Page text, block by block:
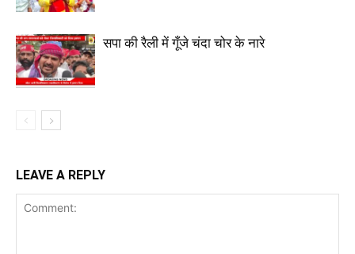
सपा की रैली में गूँजे चंदा चोर के नारे
LEAVE A REPLY